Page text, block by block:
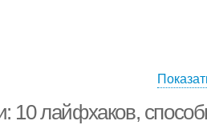
10 лайфхаков,